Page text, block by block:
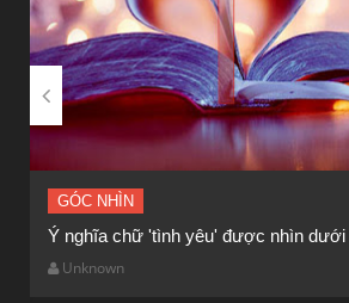
GÓC NHÌN
Ý nghĩa chữ 'tình yêu' được nhìn dưới
Unknown
GÓC NHÌN
Gia đình và đồng tính luyến ái
Unknown
